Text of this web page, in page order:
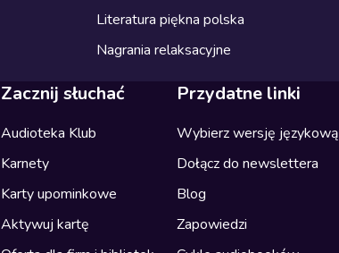
Literatura piękna polska
Nagrania relaksacyjne
Zacznij słuchać
Audioteka Klub
Karnety
Karty upominkowe
Aktywuj kartę
Przydatne linki
Wybierz wersję językową
Dołącz do newslettera
Blog
Zapowiedzi